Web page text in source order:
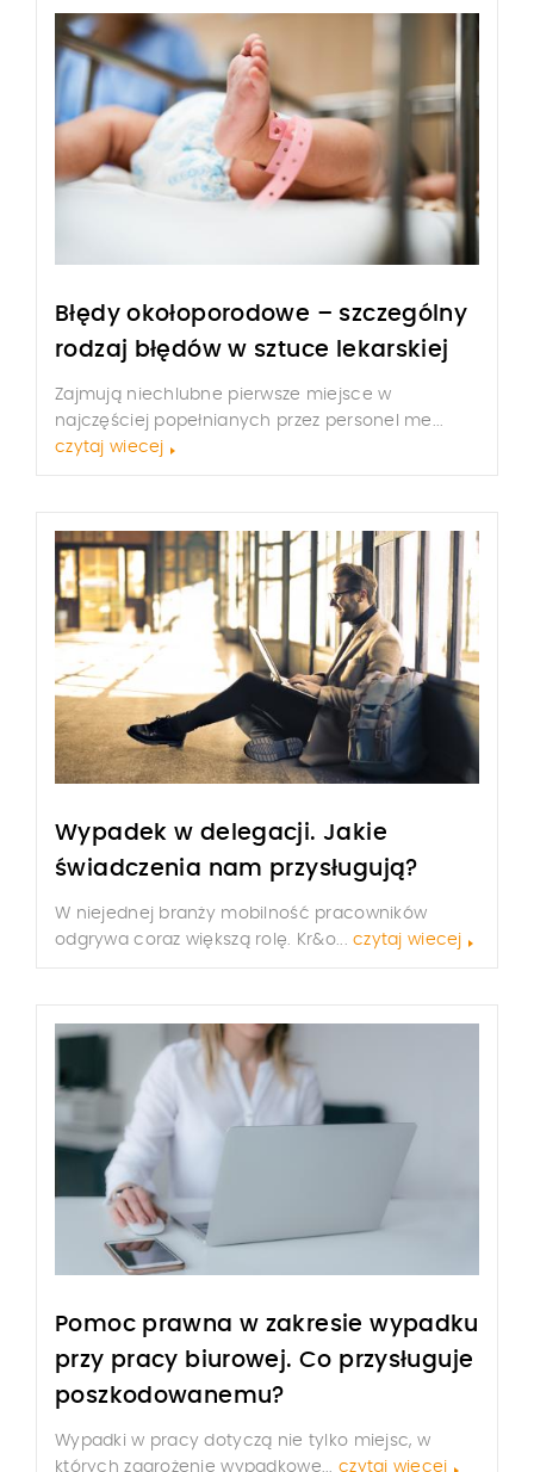
Błędy okołoporodowe – szczególny
rodzaj błędów w sztuce lekarskiej
Zajmują niechlubne pierwsze miejsce w
najczęściej popełnianych przez personel me...
czytaj wiecej
Wypadek w delegacji. Jakie
świadczenia nam przysługują?
W niejednej branży mobilność pracowników
odgrywa coraz większą rolę. Kr&o...czytaj wiecej
Pomoc prawna w zakresie wypadku
przy pracy biurowej. Co przysługuje
poszkodowanemu?
Wypadki w pracy dotyczą nie tylko miejsc, w
których zagrożenie wypadkowe... czytaj wiecej